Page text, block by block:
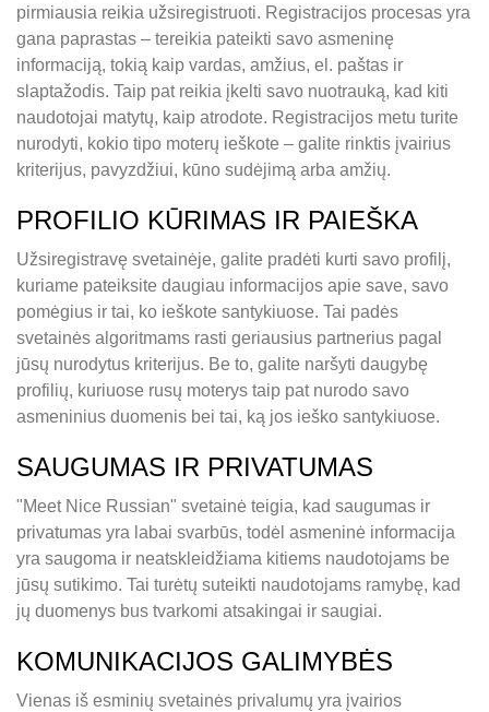
pirmiausia reikia užsiregistruoti. Registracijos procesas yra
gana paprastas – tereikia pateikti savo asmeninę
informaciją, tokią kaip vardas, amžius, el. paštas ir
slaptažodis. Taip pat reikia įkelti savo nuotrauką, kad kiti
naudotojai matytų, kaip atrodote. Registracijos metu turite
nurodyti, kokio tipo moterų ieškote – galite rinktis įvairius
kriterijus, pavyzdžiui, kūno sudėjimą arba amžių.
PROFILIO KŪRIMAS IR PAIEŠKA
Užsiregistravę svetainėje, galite pradėti kurti savo profilį,
kuriame pateiksite daugiau informacijos apie save, savo
pomėgius ir tai, ko ieškote santykiuose. Tai padės
svetainės algoritmams rasti geriausius partnerius pagal
jūsų nurodytus kriterijus. Be to, galite naršyti daugybę
profilių, kuriuose rusų moterys taip pat nurodo savo
asmeninius duomenis bei tai, ką jos ieško santykiuose.
SAUGUMAS IR PRIVATUMAS
"Meet Nice Russian" svetainė teigia, kad saugumas ir
privatumas yra labai svarbūs, todėl asmeninė informacija
yra saugoma ir neatskleidžiama kitiems naudotojams be
jūsų sutikimo. Tai turėtų suteikti naudotojams ramybę, kad
jų duomenys bus tvarkomi atsakingai ir saugiai.
KOMUNIKACIJOS GALIMYBĖS
Vienas iš esminių svetainės privalumų yra įvairios